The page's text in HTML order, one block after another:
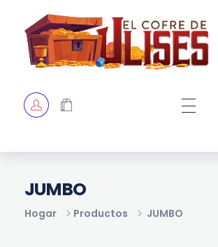
Hogar Productos JUMBO
JUMBO